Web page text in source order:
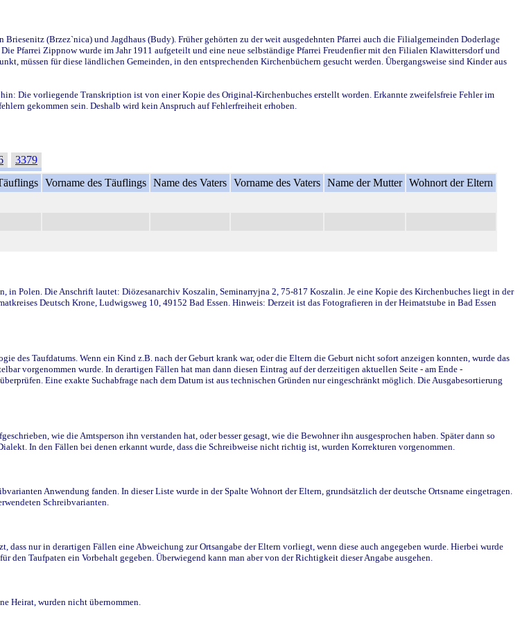
(Brzez`nica) und Jagdhaus (Budy). Früher gehörten zu der weit ausgedehnten Pfarrei auch die Filialgemeinden Doderlage
Pfarrei Zippnow wurde im Jahr 1911 aufgeteilt und eine neue selbständige Pfarrei Freudenfier mit den Filialen Klawittersdorf und
müssen für diese ländlichen Gemeinden, in den entsprechenden Kirchenbüchern gesucht werden. Übergangsweise sind Kinder aus
Die vorliegende Transkription ist von einer Kopie des Original-Kirchenbuches erstellt worden. Erkannte zweifelsfreie Fehler im
gekommen sein. Deshalb wird kein Anspruch auf Fehlerfreiheit erhoben.
3379
Vorname des Täuflings Name des Vaters Vorname des Vaters Name der Mutter Wohnort der Eltern
Polen. Die Anschrift lautet: Diözesanarchiv Koszalin, Seminarryjna 2, 75-817 Koszalin. Je eine Kopie des Kirchenbuches liegt in der
Deutsch Krone, Ludwigsweg 10, 49152 Bad Essen. Hinweis: Derzeit ist das Fotografieren in der Heimatstube in Bad Essen
des Taufdatums. Wenn ein Kind z.B. nach der Geburt krank war, oder die Eltern die Geburt nicht sofort anzeigen konnten, wurde das
vorgenommen wurde. In derartigen Fällen hat man dann diesen Eintrag auf der derzeitigen aktuellen Seite - am Ende -
Eine exakte Suchabfrage nach dem Datum ist aus technischen Gründen nur eingeschränkt möglich. Die Ausgabesortierung
wie die Amtsperson ihn verstanden hat, oder besser gesagt, wie die Bewohner ihn ausgesprochen haben. Später dann so
In den Fällen bei denen erkannt wurde, dass die Schreibweise nicht richtig ist, wurden Korrekturen vorgenommen.
Anwendung fanden. In dieser Liste wurde in der Spalte Wohnort der Eltern, grundsätzlich der deutsche Ortsname eingetragen.
Schreibvarianten.
nur in derartigen Fällen eine Abweichung zur Ortsangabe der Eltern vorliegt, wenn diese auch angegeben wurde. Hierbei wurde
Taufpaten ein Vorbehalt gegeben. Überwiegend kann man aber von der Richtigkeit dieser Angabe ausgehen.
Heirat, wurden nicht übernommen.